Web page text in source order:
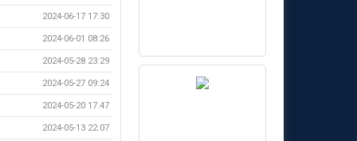
2024-06-17 17:30
2024-06-01 08:26
2024-05-28 23:29
2024-05-27 09:24
2024-05-20 17:47
2024-05-13 22:07